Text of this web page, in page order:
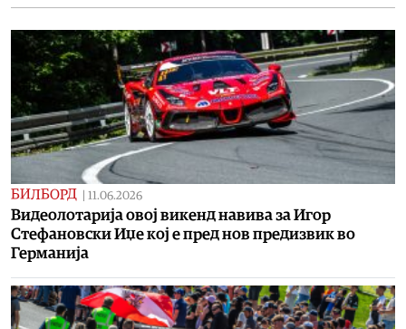
БИЛБОРД 11.06.2026
Видеолотарија овој викенд навива за Игор
Стефановски Иџе кој е пред нов предизвик во
Германија